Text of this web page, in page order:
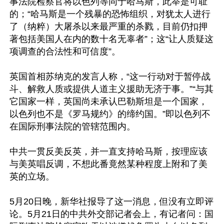
的；“哈马斯是一个残暴的恐怖组织，对犹太人进行
了（纳粹）大屠杀以来最严重的杀戮，目前仍扣押
著包括美国人在内的数十名无辜者”；这“让人质疑这
项调查的合法性和可信度”。
英国首相苏纳克的发言人称，“这一行动对于暂停战
斗、解救人质或提供人道主义援助无济于事。”“与其
它国家一样，英国尚未承认巴勒斯坦是一个国家，
以色列也不是《罗马规约》的缔约国。”即以色列不
在国际刑事法院的管辖范围内。
中共一贯反美反英，并一直支持哈马斯，按理应该
与美英唱反调，不想此番竟然某种程度上附和了美
英的立场。
5月20日晚，新华社报导了这一消息，但没有立即评
论。5月21日的中共外交部记者会上，有记者问：国